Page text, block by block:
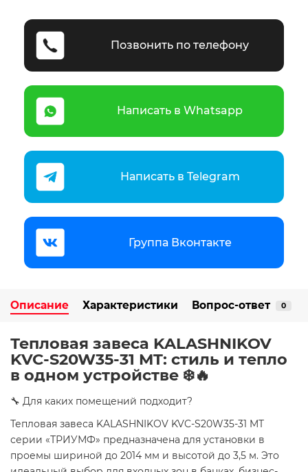
Позвонить по телефону
Написать в Whatsapp
Написать в Telegram
Группа Вконтакте
Описание Характеристики Вопрос-ответ 0
Тепловая завеса KALASHNIKOV
KVC-S20W35-31 MT: стиль и тепло
в одном устройстве ❄️🔥
🔧 Для каких помещений подходит?
Тепловая завеса KALASHNIKOV KVC-S20W35-31 MT
серии «ТРИУМФ» предназначена для установки в
проемы шириной до 2014 мм и высотой до 3,5 м. Это